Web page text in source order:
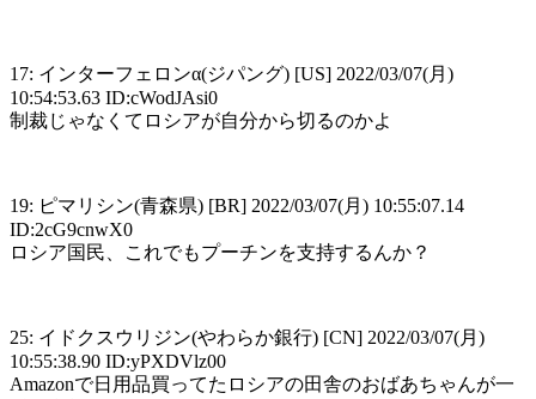
17: インターフェロンα(ジパング) [US] 2022/03/07(月)
10:54:53.63 ID:cWodJAsi0
制裁じゃなくてロシアが自分から切るのかよ
19: ピマリシン(青森県) [BR] 2022/03/07(月) 10:55:07.14
ID:2cG9cnwX0
ロシア国民、これでもプーチンを支持するんか？
25: イドクスウリジン(やわらか銀行) [CN] 2022/03/07(月)
10:55:38.90 ID:yPXDVlz00
Amazonで日用品買ってたロシアの田舎のおばあちゃんが一